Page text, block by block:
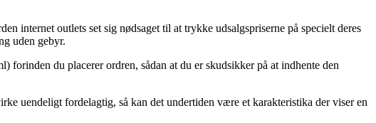
internet outlets set sig nødsaget til at trykke udsalgspriserne på specielt deres
uden gebyr.
du placerer ordren, sådan at du er skudsikker på at indhente den
uendeligt fordelagtig, så kan det undertiden være et karakteristika der viser en